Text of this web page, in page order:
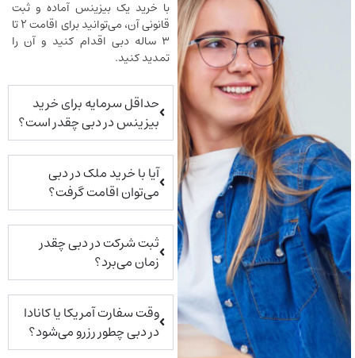
با خرید یک بیزینس آماده و ثبت
قانونی آن، می‌توانید برای اقامت ۲ تا
۳ ساله دبی اقدام کنید و آن را
تمدید کنید.
حداقل سرمایه برای خرید
بیزینس در دبی چقدر است؟
آیا با خرید ملک در دبی
می‌توان اقامت گرفت؟
ثبت شرکت در دبی چقدر
زمان می‌برد؟
وقت سفارت آمریکا یا کانادا
در دبی چطور رزرو می‌شود؟